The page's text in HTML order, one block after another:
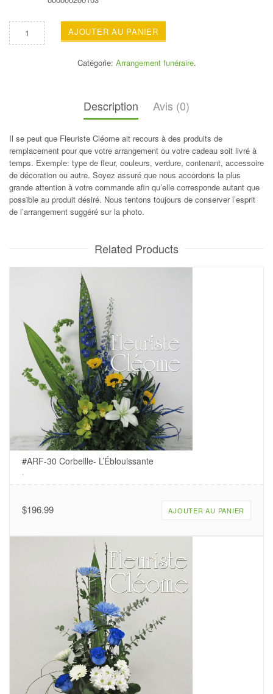
AJOUTER AU PANIER
Catégorie: Arrangement funéraire.
Description Avis (0)
Il se peut que Fleuriste Cléome ait recours à des produits de
remplacement pour que votre arrangement ou votre cadeau soit livré à
temps. Exemple: type de fleur, couleurs, verdure, contenant, accessoire
de décoration ou autre. Soyez assuré que nous accordons la plus
grande attention à votre commande afin qu’elle corresponde autant que
possible au produit désiré. Nous tentons toujours de conserver l’esprit
de l’arrangement suggéré sur la photo.
Related Products
#ARF-30 Corbeille- L’Éblouissante
$196.99 AJOUTER AU PANIER